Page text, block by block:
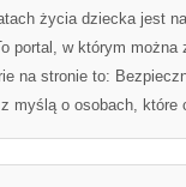
życia dziecka jest
portal, w którym można
na stronie to:
z myślą o osobach,